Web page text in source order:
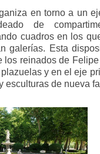
en torno a un
de
cuadros en los
galerías. Esta
los reinados de
y en el eje
esculturas de nueva